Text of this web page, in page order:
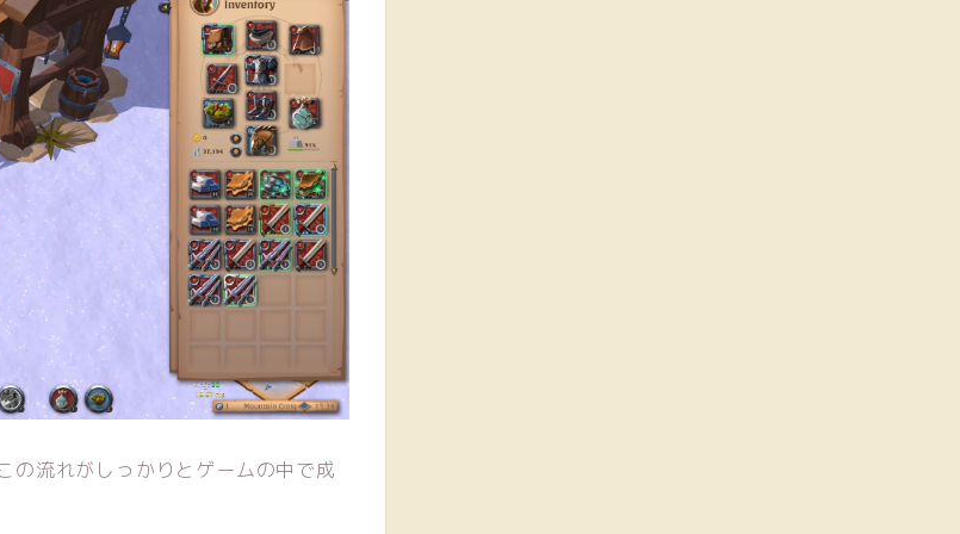
の流れがしっかりとゲームの中で成